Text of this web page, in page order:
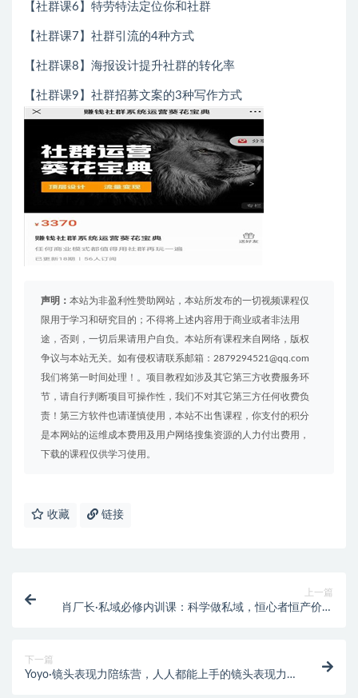
【社群课6】特劳特法定位你和社群
【社群课7】社群引流的4种方式
【社群课8】海报设计提升社群的转化率
【社群课9】社群招募文案的3种写作方式
声明： 本站为非盈利性赞助网站，本站所发布的一切视频课程仅
限用于学习和研究目的；不得将上述内容用于商业或者非法用
途，否则，一切后果请用户自负。本站所有课程来自网络，版权
争议与本站无关。如有侵权请联系邮箱：2879294521@qq.com
我们将第一时间处理！。项目教程如涉及其它第三方收费服务环
节，请自行判断项目可操作性，我们不对其它第三方任何收费负
责！第三方软件也请谨慎使用，本站不出售课程，你支付的积分
是本网站的运维成本费用及用户网络搜集资源的人力付出费用，
下载的课程仅供学习使用。
收藏 链接
上一篇
肖厂长·私域必修内训课：科学做私域，恒心者恒产价值
下一篇
Yoyo·镜头表现力陪练营，人人都能上手的镜头表现力